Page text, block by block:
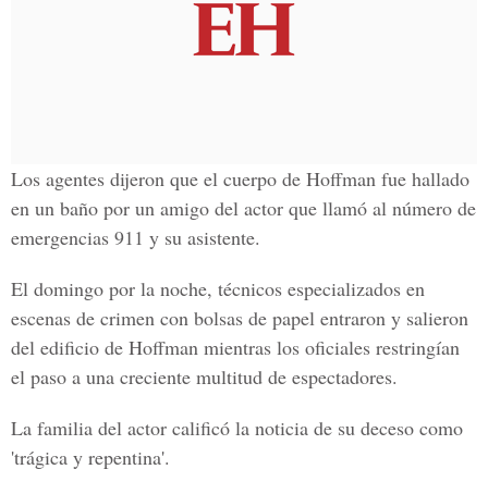
Los agentes dijeron que el cuerpo de Hoffman fue hallado
en un baño por un amigo del actor que llamó al número de
emergencias 911 y su asistente.
El domingo por la noche, técnicos especializados en
escenas de crimen con bolsas de papel entraron y salieron
del edificio de Hoffman mientras los oficiales restringían
el paso a una creciente multitud de espectadores.
La familia del actor calificó la noticia de su deceso como
'trágica y repentina'.